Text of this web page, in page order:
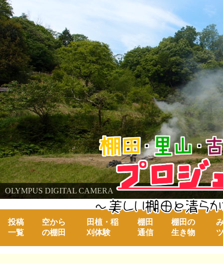
OLYMPUS DIGITAL CAMERA
～美しい棚田の自然と古代米～
棚田・里山・古代米・鮒プロジェクト
投稿
一覧
空から
の棚田
田植・稲
刈体験
棚田
通信
棚田の
生き物